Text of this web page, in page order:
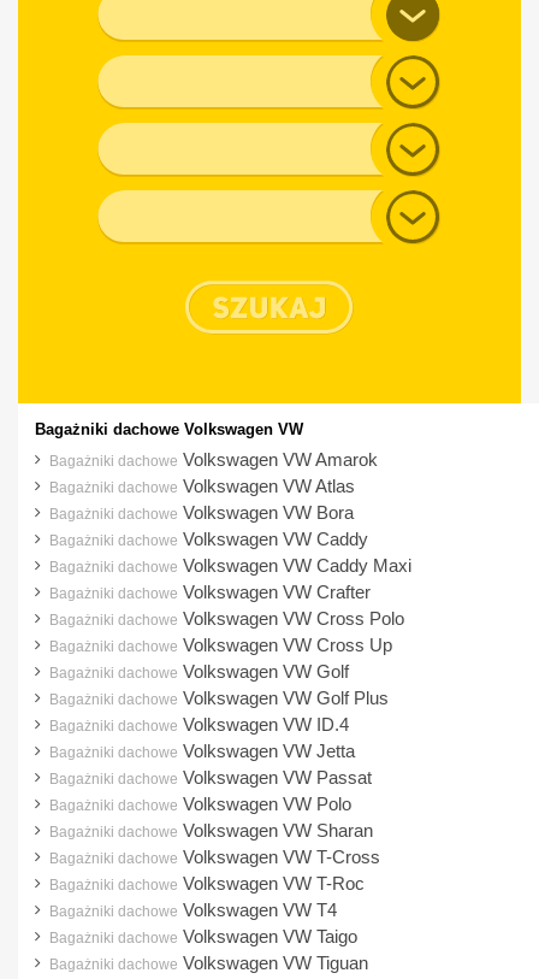
Bagażniki dachowe Volkswagen VW
Bagażniki dachowe Volkswagen VW Amarok
Bagażniki dachowe Volkswagen VW Atlas
Bagażniki dachowe Volkswagen VW Bora
Bagażniki dachowe Volkswagen VW Caddy
Bagażniki dachowe Volkswagen VW Caddy Maxi
Bagażniki dachowe Volkswagen VW Crafter
Bagażniki dachowe Volkswagen VW Cross Polo
Bagażniki dachowe Volkswagen VW Cross Up
Bagażniki dachowe Volkswagen VW Golf
Bagażniki dachowe Volkswagen VW Golf Plus
Bagażniki dachowe Volkswagen VW ID.4
Bagażniki dachowe Volkswagen VW Jetta
Bagażniki dachowe Volkswagen VW Passat
Bagażniki dachowe Volkswagen VW Polo
Bagażniki dachowe Volkswagen VW Sharan
Bagażniki dachowe Volkswagen VW T-Cross
Bagażniki dachowe Volkswagen VW T-Roc
Bagażniki dachowe Volkswagen VW T4
Bagażniki dachowe Volkswagen VW Taigo
Bagażniki dachowe Volkswagen VW Tiguan